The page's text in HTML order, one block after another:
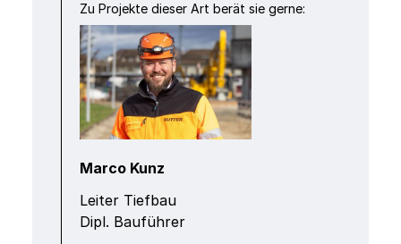
Zu Projekte dieser Art berät sie gerne:
Marco Kunz
Leiter Tiefbau
Dipl. Bauführer